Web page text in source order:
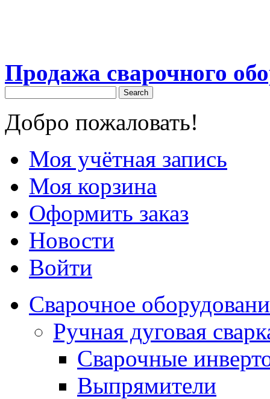
Продажа сварочного
Search
Добро пожаловать!
Моя учётная запись
Моя корзина
Оформить заказ
Новости
Войти
Сварочное
Ручная дуговая
Сварочные
Выпрямители